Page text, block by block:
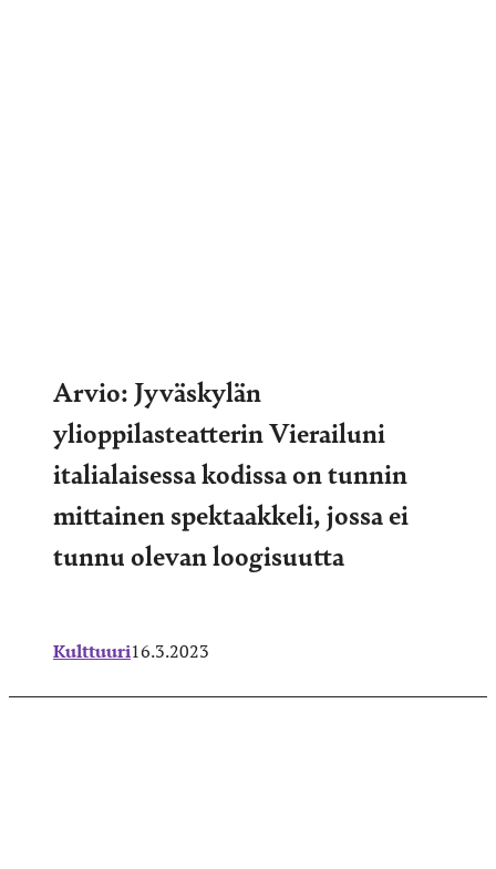
Arvio: Jyväskylän
ylioppilasteatterin Vierailuni
italialaisessa kodissa on tunnin
mittainen spektaakkeli, jossa ei
tunnu olevan loogisuutta
Kulttuuri16.3.2023